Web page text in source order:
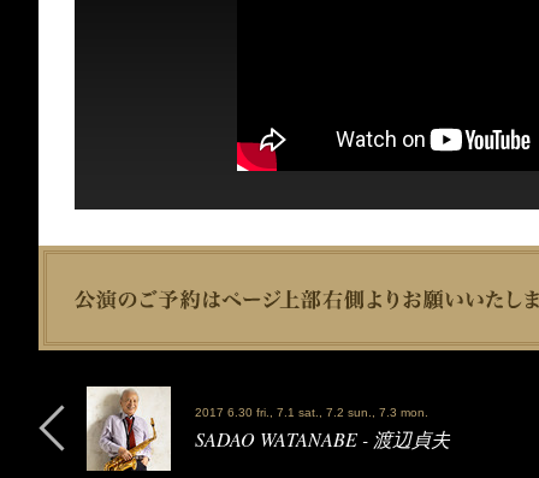
2017 6.30 fri., 7.1 sat., 7.2 sun., 7.3 mon.
SADAO WATANABE - 渡辺貞夫